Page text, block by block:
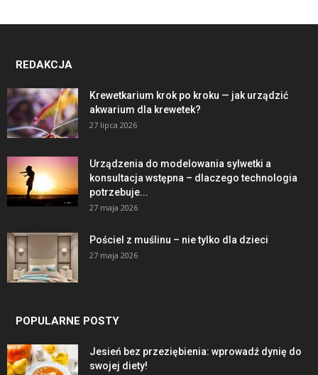
REDAKCJA
Krewetkarium krok po kroku — jak urządzić
akwarium dla krewetek?
27 lipca 2026
Urządzenia do modelowania sylwetki a
konsultacja wstępna – dlaczego technologia
potrzebuje...
27 maja 2026
Pościel z muślinu – nie tylko dla dzieci
27 maja 2026
POPULARNE POSTY
Jesień bez przeziębienia: wprowadź dynię do
swojej diety!